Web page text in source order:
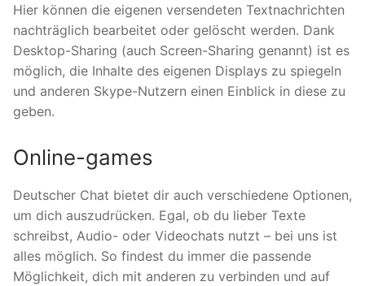
Hier können die eigenen versendeten Textnachrichten
nachträglich bearbeitet oder gelöscht werden. Dank
Desktop-Sharing (auch Screen-Sharing genannt) ist es
möglich, die Inhalte des eigenen Displays zu spiegeln
und anderen Skype-Nutzern einen Einblick in diese zu
geben.
Online-games
Deutscher Chat bietet dir auch verschiedene Optionen,
um dich auszudrücken. Egal, ob du lieber Texte
schreibst, Audio- oder Videochats nutzt – bei uns ist
alles möglich. So findest du immer die passende
Möglichkeit, dich mit anderen zu verbinden und auf